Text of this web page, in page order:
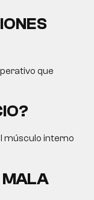
que
músculo interno
MALA